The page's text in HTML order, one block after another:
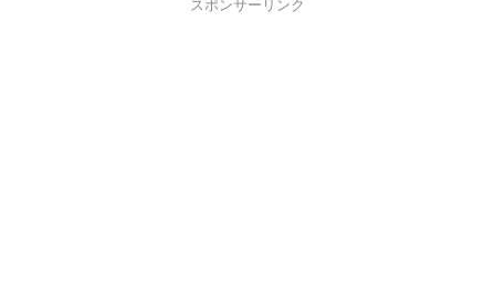
スポンサーリンク